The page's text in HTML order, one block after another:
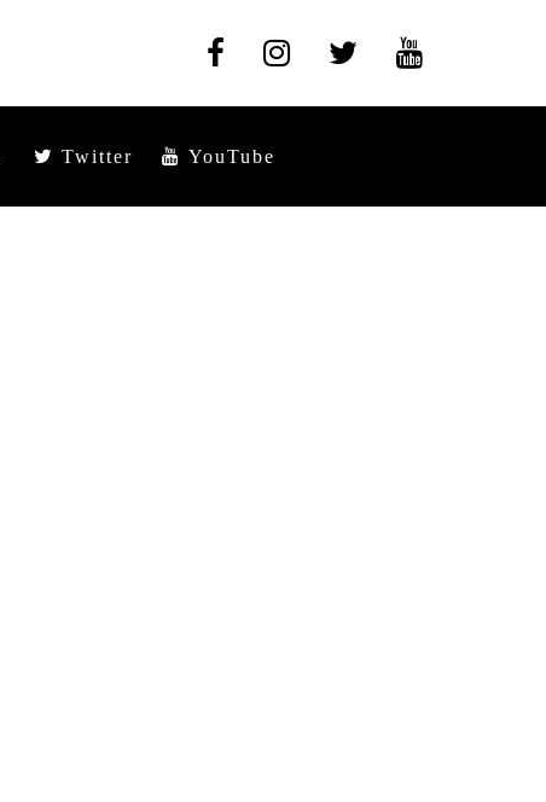
Twitter YouTube